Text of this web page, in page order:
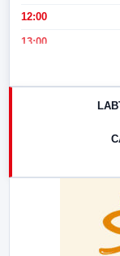
12:00
13:00
17:00